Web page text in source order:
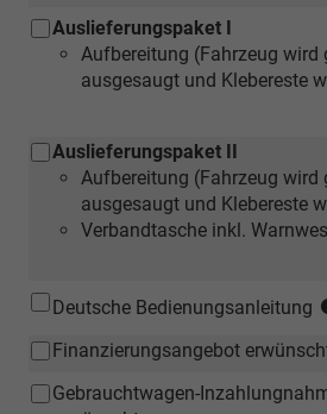
Auslieferungspaket I
Aufbereitung (Fahrzeug wird
ausgesaugt und Klebereste
Auslieferungspaket II
Aufbereitung (Fahrzeug wird
ausgesaugt und Klebereste
Verbandtasche inkl.
Deutsche Bedienungsanleitung
Finanzierungsangebot
Gebrauchtwagen-